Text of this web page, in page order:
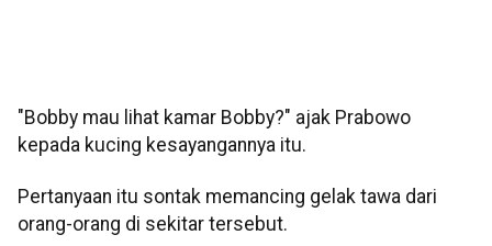
"Bobby mau lihat kamar Bobby?" ajak Prabowo
kepada kucing kesayangannya itu.
Pertanyaan itu sontak memancing gelak tawa dari
orang-orang di sekitar tersebut.